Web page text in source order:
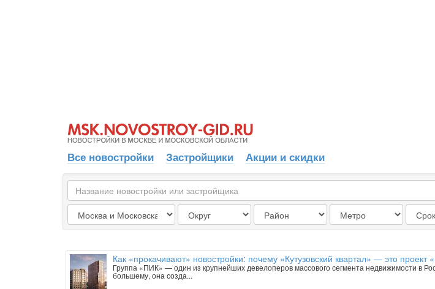
Все новостройки Застройщики Акции и скидки
Как «прокачивают» новостройки: почему «Кутузовский квартал» — это проект
Группа «ПИК» — один из крупнейших девелоперов массового сегмента недвижимости в
большему, она созда...